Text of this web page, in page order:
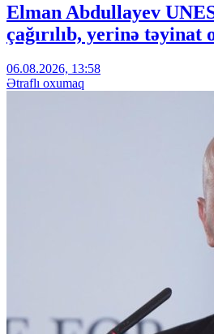
Elman Abdullayev
çağırılıb, yerinə təyinat
06.08.2026, 13:58
Ətraflı oxumaq